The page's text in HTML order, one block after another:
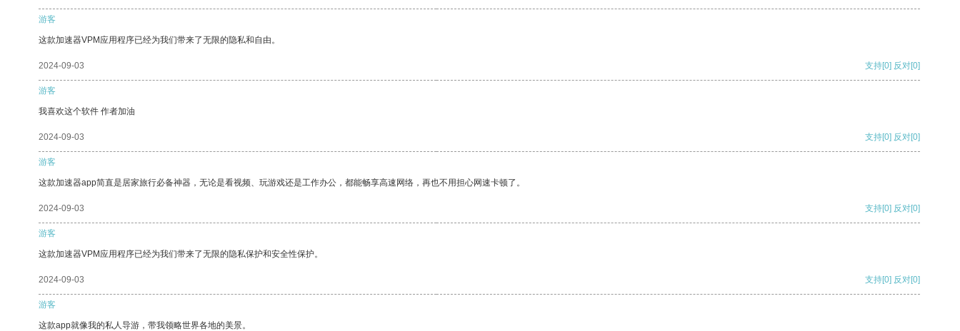
游客
这款加速器VPM应用程序已经为我们带来了无限的隐私和自由。
2024-09-03 支持[0] 反对[0]
游客
我喜欢这个软件 作者加油
2024-09-03 支持[0] 反对[0]
游客
这款加速器app简直是居家旅行必备神器，无论是看视频、玩游戏还是工作办公，都能畅享高速网络，再也不用担心网速卡顿了。
2024-09-03 支持[0] 反对[0]
游客
这款加速器VPM应用程序已经为我们带来了无限的隐私保护和安全性保护。
2024-09-03 支持[0] 反对[0]
游客
这款app就像我的私人导游，带我领略世界各地的美景。